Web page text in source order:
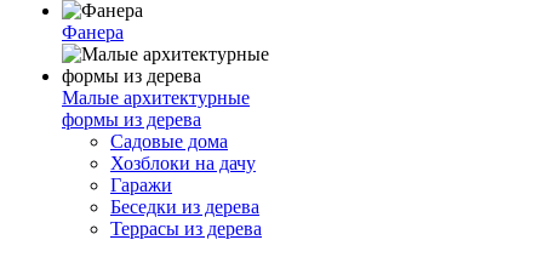
Фанера
Малые архитектурные
формы из дерева
Садовые дома
Хозблоки на дачу
Гаражи
Беседки из дерева
Террасы из дерева